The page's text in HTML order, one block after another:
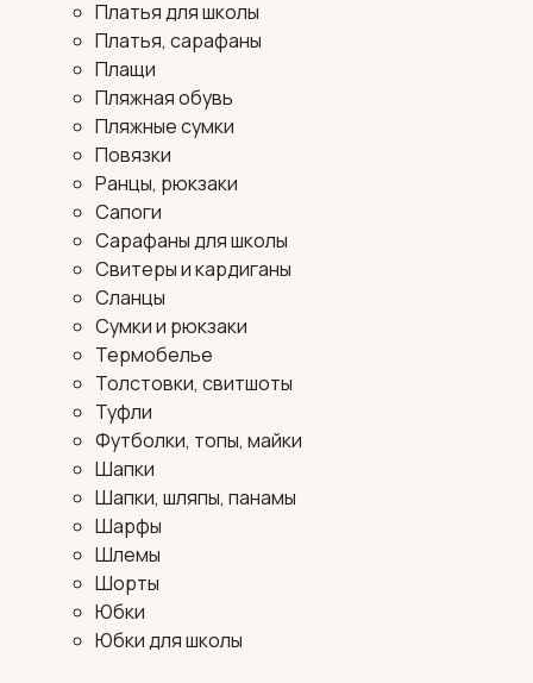
Платья для школы
Платья, сарафаны
Плащи
Пляжная обувь
Пляжные сумки
Повязки
Ранцы, рюкзаки
Сапоги
Сарафаны для школы
Свитеры и кардиганы
Сланцы
Сумки и рюкзаки
Термобелье
Толстовки, свитшоты
Туфли
Футболки, топы, майки
Шапки
Шапки, шляпы, панамы
Шарфы
Шлемы
Шорты
Юбки
Юбки для школы